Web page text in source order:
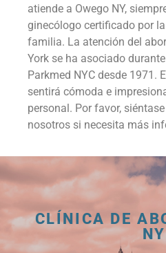
atiende a Owego NY,
ginecólogo certificado por
familia. La atención del
York se ha asociado
Parkmed NYC desde 1971.
sentirá cómoda e
personal. Por favor,
nosotros si necesita más
CLÍNICA DE
NY